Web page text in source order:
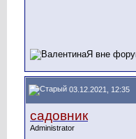
03.12.2021, 12:35
садовник
Administrator